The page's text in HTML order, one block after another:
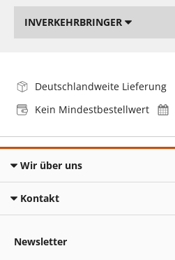
INVERKEHRBRINGER
Deutschlandweite Lieferung
Kein Mindestbestellwert
Wir über uns
Kontakt
Newsletter